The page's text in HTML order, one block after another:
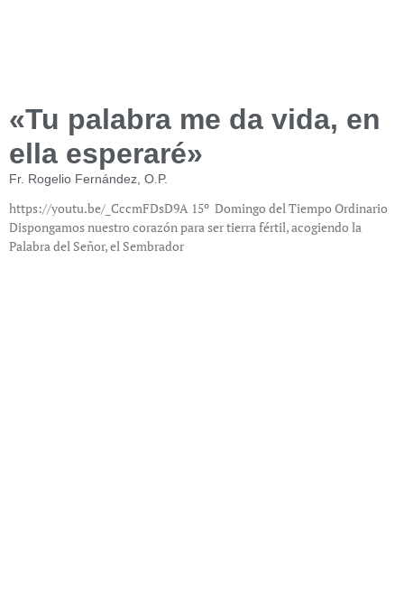
«Tu palabra me da vida, en
ella esperaré»
Fr. Rogelio Fernández, O.P.
https://youtu.be/_CccmFDsD9A 15º Domingo del Tiempo Ordinario
Dispongamos nuestro corazón para ser tierra fértil, acogiendo la
Palabra del Señor, el Sembrador